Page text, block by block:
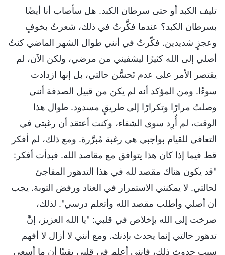
تليف الكبد أو حتى سرطان الكبد. هل سأصاب أنا أيضًا
بسرطان الكبد؟ عندما فكَّرتُ في ذلك، شعرتُ بخوفٍ
وعجزٍ شديدين. فكّرتُ في أنني طوال الشهر الماضي كنتُ
أصلي إلى الله كثيرًا ليشفيني من مرضي، ولكن الآن، لم
يقتصر الأمر على عدم تَحسُّن حالتي، بل إنها ازدادت
سوءًا. ومن المؤكد أنه لم يكن من قبيل الصدفة أنني
وصلتُ مرارًا وتكرارًا إلى طريقٍ مسدود. طوال هذا
الوقت، لم أُرِد سوى الشفاء، وكنت أعتقد أن رغبتي في
التعافي للقيام بواجبي هي رغبة مُبرَّرة. ومع ذلك، لم أفكر
قط فيما إذا كان هذا يتوافق مع مقاصد الله. فبدأت أفكر:
"قد يكون هناك مقصد لله في هذا التدهور المفاجئ
لحالتي. لا يمكنني الاستمرار في العناد ورفض التوبة. يجب
أن أصلي وأطلب مقصد الله وأتعلم درسي". لذلك،
صرخت إلى الله بإخلاص في قلبي: "يا الله العزيز، إنَّ
تدهور حالتي إنما يحدث بإذنك. ومع أنني لا أزال لا أفهم
سبب حدوث ذلك، فإنني أعلم في قلبي يقينًا أن ما أسعى